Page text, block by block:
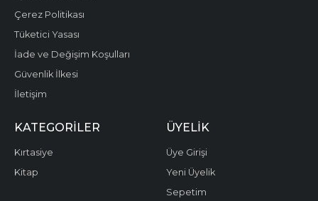
Çerez Politikası
Tüketici Yasası
İade ve Değişim Koşulları
Güvenlik İlkesi
İletişim
KATEGORILER
Kırtasiye
Kitap
ÜYELIK
Üye Girişi
Yeni Üyelik
Sepetim